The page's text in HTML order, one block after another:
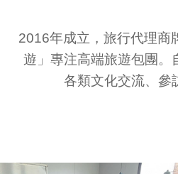
2016年成立，旅行代理商
遊」專注高端旅遊包團。
各類文化交流、參